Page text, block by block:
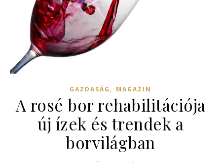
GAZDASÁG , MAGAZIN
A rosé bor rehabilitációja
új ízek és trendek a
borvilágban